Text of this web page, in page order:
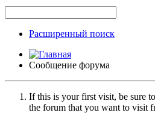
Расширенный поиск
Сообщение форума
If this is your first visit, be sure
the forum that you want to visit